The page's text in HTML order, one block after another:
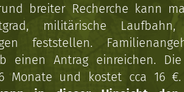
breiter Recherche kann
militärische Laufbahn,
feststellen.
einen Antrag einreichen.
Monate und kostet cca 16 €.